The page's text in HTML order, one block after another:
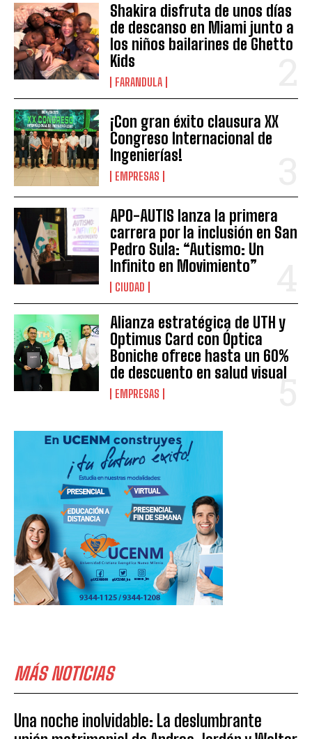
Shakira disfruta de unos días
de descanso en Miami junto a
los niños bailarines de Ghetto
Kids
FARANDULA
¡Con gran éxito clausura XX
Congreso Internacional de
Ingenierías!
EMPRESAS
APO-AUTIS lanza la primera
carrera por la inclusión en San
Pedro Sula: “Autismo: Un
Infinito en Movimiento”
CIUDAD
Alianza estratégica de UTH y
Optimus Card con Óptica
Boniche ofrece hasta un 60%
de descuento en salud visual
EMPRESAS
MÁS NOTICIAS
Una noche inolvidable: La deslumbrante